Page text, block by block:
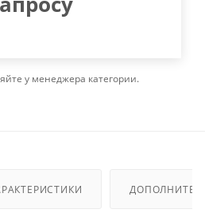
у менеджера категории.